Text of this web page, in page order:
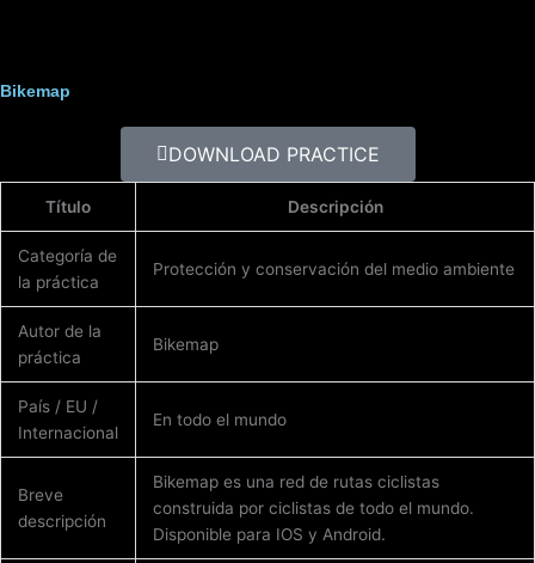
Bikemap
DOWNLOAD PRACTICE
Título Descripción
Categoría de
la práctica
Protección y conservación del medio ambiente
Autor de la
práctica
Bikemap
País / EU /
Internacional
En todo el mundo
Breve
descripción
Bikemap es una red de rutas ciclistas
construida por ciclistas de todo el mundo.
Disponible para IOS y Android.